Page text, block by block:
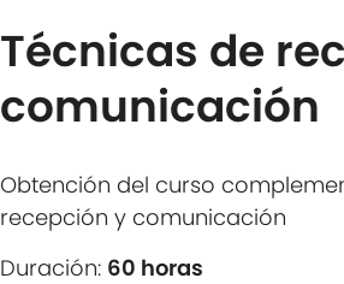
Técnicas de
comunicación
Obtención del curso
recepción y comunicación
Duración: 60 horas